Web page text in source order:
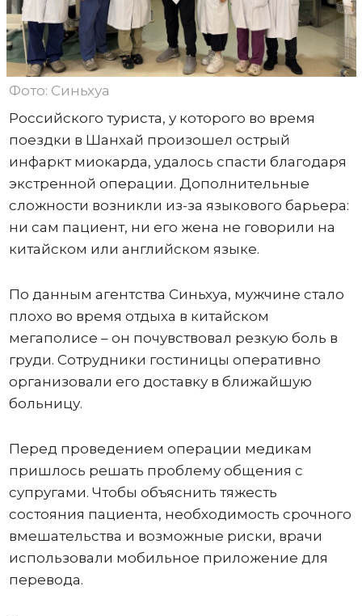
Фото: Синьхуа
Российского туриста, у которого во время
поездки в Шанхай произошел острый
инфаркт миокарда, удалось спасти благодаря
экстренной операции. Дополнительные
сложности возникли из-за языкового барьера:
ни сам пациент, ни его жена не говорили на
китайском или английском языке.
По данным агентства Синьхуа, мужчине стало
плохо во время отдыха в китайском
мегаполисе – он почувствовал резкую боль в
груди. Сотрудники гостиницы оперативно
организовали его доставку в ближайшую
больницу.
Перед проведением операции медикам
пришлось решать проблему общения с
супругами. Чтобы объяснить тяжесть
состояния пациента, необходимость срочного
вмешательства и возможные риски, врачи
использовали мобильное приложение для
перевода.